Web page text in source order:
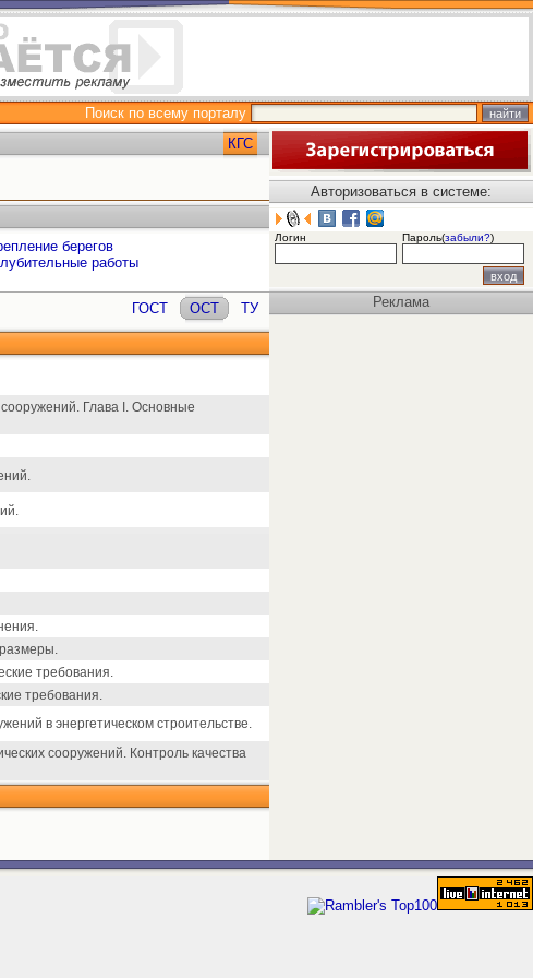
Поиск по всему порталу
КГС
берегов
работы
ГОСТ ОСТ ТУ
Глава I. Основные
размеры.
требования.
требования.
в энергетическом строительстве.
сооружений. Контроль качества
Авторизоваться в системе:
Логин Пароль(забыли?)
Реклама